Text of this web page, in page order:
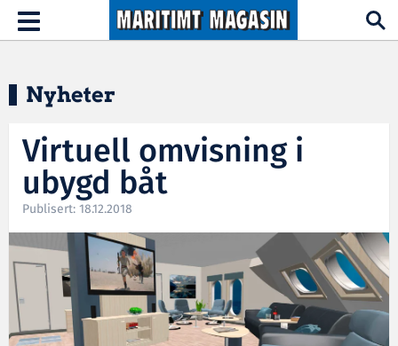
Hopp til hovedinnhold
Toggle
navigation
Nyheter
Virtuell omvisning i
ubygd båt
Publisert: 18.12.2018